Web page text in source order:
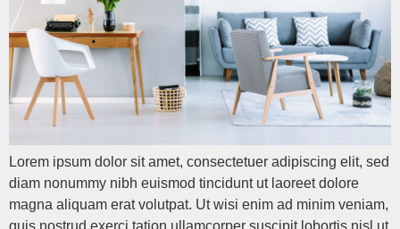
Lorem ipsum dolor sit amet, consectetuer adipiscing elit, sed
diam nonummy nibh euismod tincidunt ut laoreet dolore
magna aliquam erat volutpat. Ut wisi enim ad minim veniam,
quis nostrud exerci tation ullamcorper suscipit lobortis nisl ut